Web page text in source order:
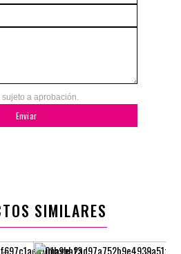
sujeto a aprobación.
Enviar
SIMILARES